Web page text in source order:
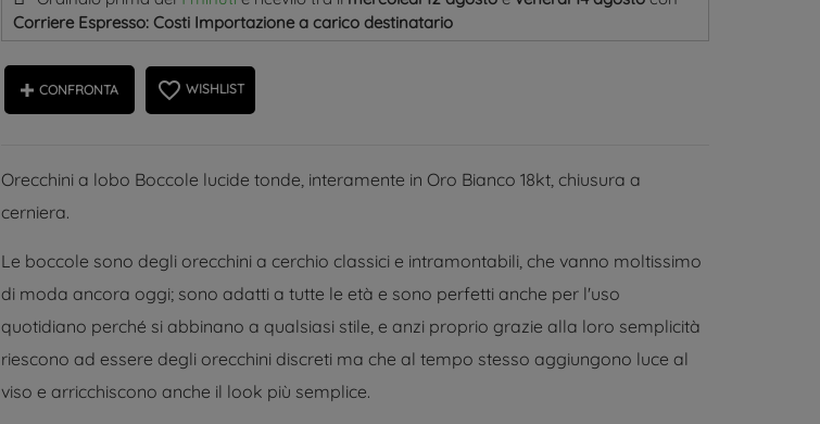
Corriere Espresso: Costi Importazione a carico destinatario
CONFRONTA favorite_border WISHLIST
Orecchini a lobo Boccole lucide tonde, interamente in Oro Bianco 18kt, chiusura a
cerniera.
Le boccole sono degli orecchini a cerchio classici e intramontabili, che vanno moltissimo
di moda ancora oggi; sono adatti a tutte le età e sono perfetti anche per l'uso
quotidiano perché si abbinano a qualsiasi stile, e anzi proprio grazie alla loro semplicità
riescono ad essere degli orecchini discreti ma che al tempo stesso aggiungono luce al
viso e arricchiscono anche il look più semplice.